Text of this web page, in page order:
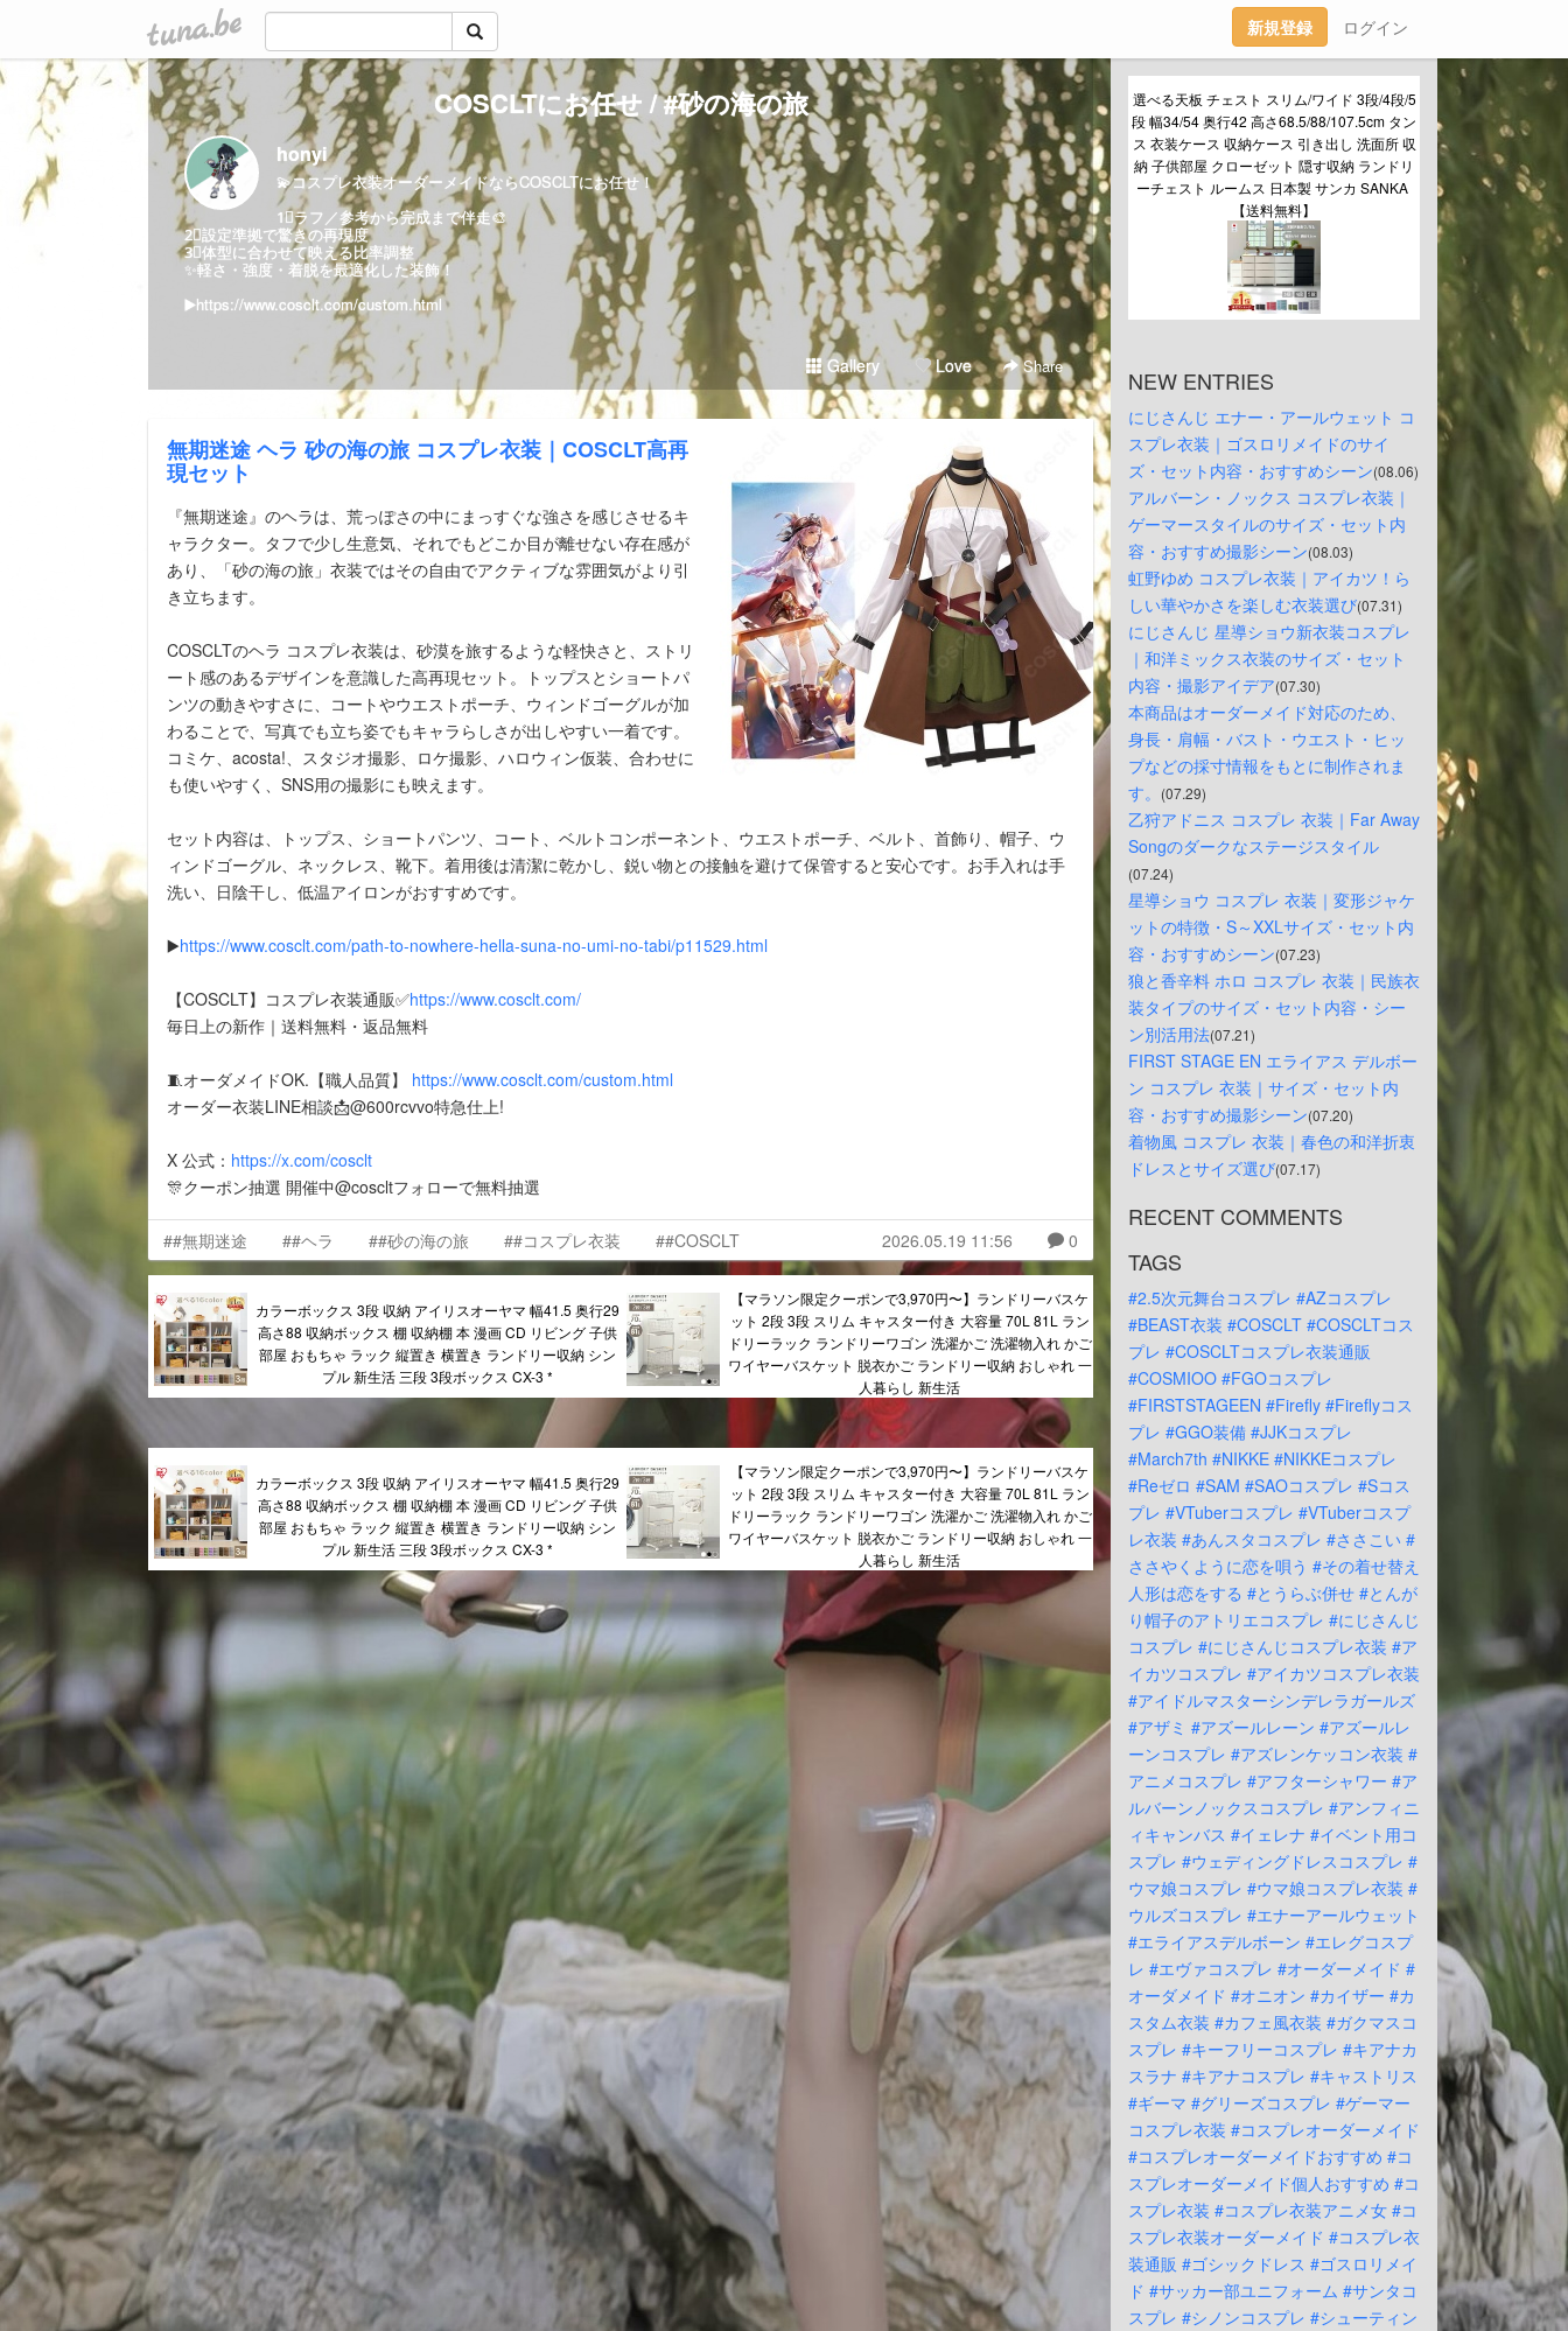
tuna.be 新規登録 ログイン
COSCLTにお任せ / #砂の海の旅
honyi
💫コスプレ衣装オーダーメイドならCOSCLTにお任せ！
1⃣ラフ／参考から完成まで伴走🎨
2⃣設定準拠で驚きの再現度
3⃣体型に合わせて映える比率調整
✨軽さ・強度・着脱を最適化した装飾！
▶️https://www.cosclt.com/custom.html
Gallery Love Share
無期迷途 ヘラ 砂の海の旅 コスプレ衣装｜COSCLT高再
現セット
『無期迷途』のヘラは、荒っぽさの中にまっすぐな強さを感じさせるキ
ャラクター。タフで少し生意気、それでもどこか目が離せない存在感が
あり、「砂の海の旅」衣装ではその自由でアクティブな雰囲気がより引
き立ちます。
COSCLTのヘラ コスプレ衣装は、砂漠を旅するような軽快さと、ストリ
ート感のあるデザインを意識した高再現セット。トップスとショートパ
ンツの動きやすさに、コートやウエストポーチ、ウィンドゴーグルが加
わることで、写真でも立ち姿でもキャラらしさが出しやすい一着です。
コミケ、acosta!、スタジオ撮影、ロケ撮影、ハロウィン仮装、合わせに
も使いやすく、SNS用の撮影にも映えます。
セット内容は、トップス、ショートパンツ、コート、ベルトコンポーネント、ウエストポーチ、ベルト、首飾り、帽子、ウ
ィンドゴーグル、ネックレス、靴下。着用後は清潔に乾かし、鋭い物との接触を避けて保管すると安心です。お手入れは手
洗い、日陰干し、低温アイロンがおすすめです。
▶️https://www.cosclt.com/path-to-nowhere-hella-suna-no-umi-no-tabi/p11529.html
【COSCLT】コスプレ衣装通販✅https://www.cosclt.com/
毎日上の新作｜送料無料・返品無料
🧵オーダメイドOK.【職人品質】 https://www.cosclt.com/custom.html
オーダー衣装LINE相談📩@600rcvvo特急仕上!
X 公式： https://x.com/cosclt
🎊クーポン抽選 開催中@coscltフォローで無料抽選
##無期迷途 ##ヘラ ##砂の海の旅 ##コスプレ衣装 ##COSCLT 2026.05.19 11:56 0
カラーボックス 3段 収納 アイリスオーヤマ 幅41.5 奥行29
高さ88 収納ボックス 棚 収納棚 本 漫画 CD リビング 子供
部屋 おもちゃ ラック 縦置き 横置き ランドリー収納 シン
プル 新生活 三段 3段ボックス CX-3 *
【マラソン限定クーポンで3,970円〜】ランドリーバスケ
ット 2段 3段 スリム キャスター付き 大容量 70L 81L ラン
ドリーラック ランドリーワゴン 洗濯かご 洗濯物入れ かご
ワイヤーバスケット 脱衣かご ランドリー収納 おしゃれ 一
人暮らし 新生活
カラーボックス 3段 収納 アイリスオーヤマ 幅41.5 奥行29
高さ88 収納ボックス 棚 収納棚 本 漫画 CD リビング 子供
部屋 おもちゃ ラック 縦置き 横置き ランドリー収納 シン
プル 新生活 三段 3段ボックス CX-3 *
【マラソン限定クーポンで3,970円〜】ランドリーバスケ
ット 2段 3段 スリム キャスター付き 大容量 70L 81L ラン
ドリーラック ランドリーワゴン 洗濯かご 洗濯物入れ かご
ワイヤーバスケット 脱衣かご ランドリー収納 おしゃれ 一
人暮らし 新生活
選べる天板 チェスト スリム/ワイド 3段/4段/5
段 幅34/54 奥行42 高さ68.5/88/107.5cm タン
ス 衣装ケース 収納ケース 引き出し 洗面所 収
納 子供部屋 クローゼット 隠す収納 ランドリ
ーチェスト ルームス 日本製 サンカ SANKA
【送料無料】
NEW ENTRIES
にじさんじ エナー・アールウェット コ
スプレ衣装｜ゴスロリメイドのサイ
ズ・セット内容・おすすめシーン(08.06)
アルバーン・ノックス コスプレ衣装｜
ゲーマースタイルのサイズ・セット内
容・おすすめ撮影シーン(08.03)
虹野ゆめ コスプレ衣装｜アイカツ！ら
しい華やかさを楽しむ衣装選び(07.31)
にじさんじ 星導ショウ新衣装コスプレ
｜和洋ミックス衣装のサイズ・セット
内容・撮影アイデア(07.30)
本商品はオーダーメイド対応のため、
身長・肩幅・バスト・ウエスト・ヒッ
プなどの採寸情報をもとに制作されま
す。 (07.29)
乙狩アドニス コスプレ 衣装｜Far Away
Songのダークなステージスタイル
(07.24)
星導ショウ コスプレ 衣装｜変形ジャケ
ットの特徴・S～XXLサイズ・セット内
容・おすすめシーン(07.23)
狼と香辛料 ホロ コスプレ 衣装｜民族衣
装タイプのサイズ・セット内容・シー
ン別活用法(07.21)
FIRST STAGE EN エライアス デルボー
ン コスプレ 衣装｜サイズ・セット内
容・おすすめ撮影シーン(07.20)
着物風 コスプレ 衣装｜春色の和洋折衷
ドレスとサイズ選び(07.17)
RECENT COMMENTS
TAGS
#2.5次元舞台コスプレ #AZコスプレ
#BEAST衣装 #COSCLT #COSCLTコス
プレ #COSCLTコスプレ衣装通販
#COSMIOO #FGOコスプレ
#FIRSTSTAGEEN #Firefly #Fireflyコス
プレ #GGO装備 #JJKコスプレ
#March7th #NIKKE #NIKKEコスプレ
#Reゼロ #SAM #SAOコスプレ #Sコス
プレ #VTuberコスプレ #VTuberコスプ
レ衣装 #あんスタコスプレ #ささこい #
ささやくように恋を唄う #その着せ替え
人形は恋をする #とうらぶ併せ #とんが
り帽子のアトリエコスプレ #にじさんじ
コスプレ #にじさんじコスプレ衣装 #ア
イカツコスプレ #アイカツコスプレ衣装
#アイドルマスターシンデレラガールズ
#アザミ #アズールレーン #アズールレ
ーンコスプレ #アズレンケッコン衣装 #
アニメコスプレ #アフターシャワー #ア
ルバーンノックスコスプレ #アンフィニ
ィキャンバス #イェレナ #イベント用コ
スプレ #ウェディングドレスコスプレ #
ウマ娘コスプレ #ウマ娘コスプレ衣装 #
ウルズコスプレ #エナーアールウェット
#エライアスデルボーン #エレグコスプ
レ #エヴァコスプレ #オーダーメイド #
オーダメイド #オニオン #カイザー #カ
スタム衣装 #カフェ風衣装 #ガクマスコ
スプレ #キーフリーコスプレ #キアナカ
スラナ #キアナコスプレ #キャストリス
#ギーマ #グリーズコスプレ #ゲーマー
コスプレ衣装 #コスプレオーダーメイド
#コスプレオーダーメイドおすすめ #コ
スプレオーダーメイド個人おすすめ #コ
スプレ衣装 #コスプレ衣装アニメ女 #コ
スプレ衣装オーダーメイド #コスプレ衣
装通販 #ゴシックドレス #ゴスロリメイ
ド #サッカー部ユニフォーム #サンタコ
スプレ #シノンコスプレ #シューティン